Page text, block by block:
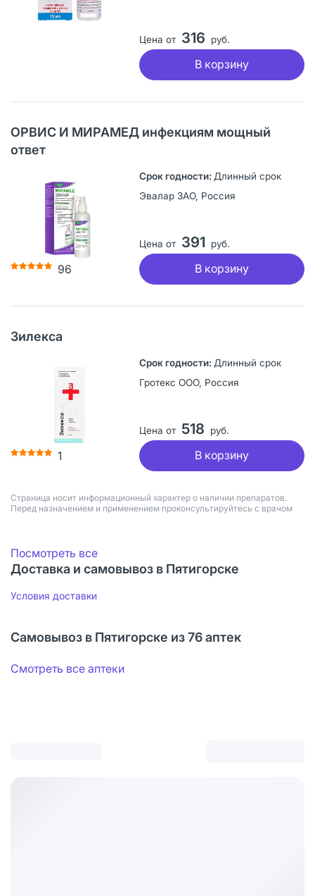
Цена от 316 руб.
В корзину
ОРВИС И МИРАМЕД инфекциям мощный
ответ
96
Длинный срок
Эвалар ЗАО, Россия
Цена от 391 руб.
В корзину
Зилекса
1
Длинный срок
Гротекс ООО, Россия
Цена от 518 руб.
В корзину
Страница носит информационный характер о наличии препаратов.
Перед назначением и применением проконсультируйтесь с врачом
Посмотреть все
Доставка и самовывоз в Пятигорске
Условия доставки
Самовывоз в Пятигорске из 76 аптек
Смотреть все аптеки